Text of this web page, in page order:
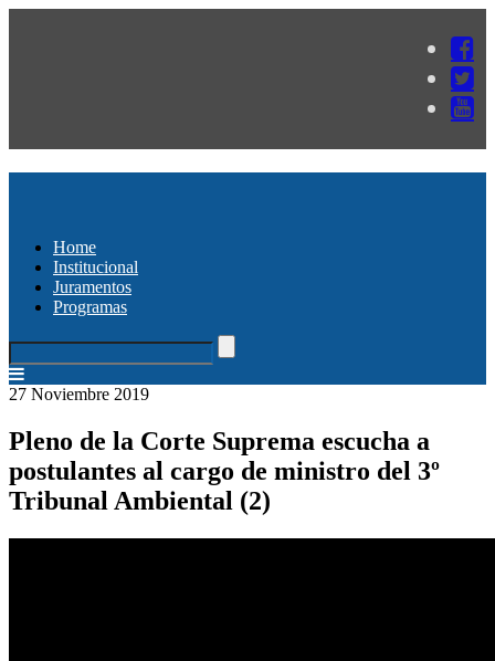
Home
Institucional
Juramentos
Programas
27 Noviembre 2019
Pleno de la Corte Suprema escucha a
postulantes al cargo de ministro del 3º
Tribunal Ambiental (2)